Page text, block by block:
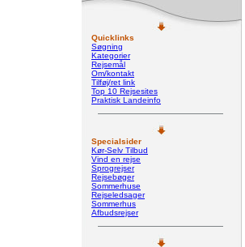
Quicklinks
Søgning
Kategorier
Rejsemål
Om/kontakt
Tilføj/ret link
Top 10 Rejsesites
Praktisk Landeinfo
Specialsider
Kør-Selv Tilbud
Vind en rejse
Sprogrejser
Rejsebøger
Sommerhuse
Rejseledsager
Sommerhus
Afbudsrejser